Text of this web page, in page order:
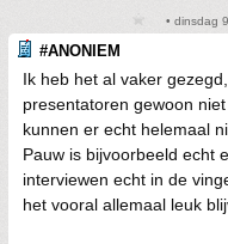
• dinsdag
#ANONIEM
Ik heb het al vaker
presentatoren gewoon
kunnen er echt helemaal
Pauw is bijvoorbeeld echt
interviewen echt in de
het vooral allemaal leuk